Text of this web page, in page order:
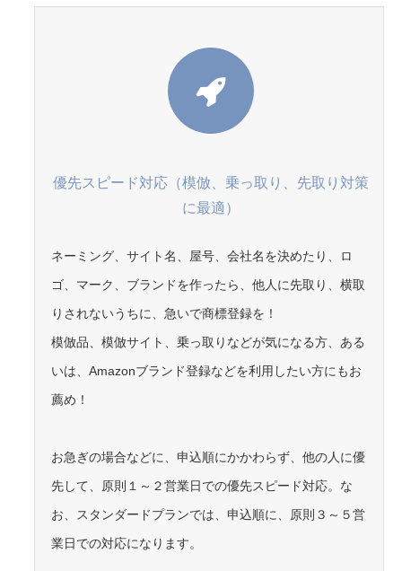
優先スピード対応（模倣、乗っ取り、先取り対策
に最適）
ネーミング、サイト名、屋号、会社名を決めたり、ロ
ゴ、マーク、ブランドを作ったら、他人に先取り、横取
りされないうちに、急いで商標登録を！
模倣品、模倣サイト、乗っ取りなどが気になる方、ある
いは、Amazonブランド登録などを利用したい方にもお
薦め！
お急ぎの場合などに、申込順にかかわらず、他の人に優
先して、原則１～２営業日での優先スピード対応。な
お、スタンダードプランでは、申込順に、原則３～５営
業日での対応になります。